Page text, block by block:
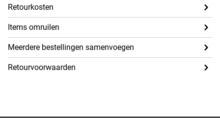
Retourkosten
Items omruilen
Meerdere bestellingen samenvoegen
Retourvoorwaarden